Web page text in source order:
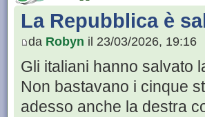
La Repubblica è
da Robyn il 23/03/2026, 19:16
Gli italiani hanno salvato
Non bastavano i cinque
adesso anche la destra